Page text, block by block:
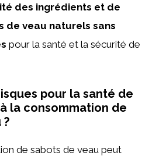
des ingrédients et de
de veau naturels sans
pour la santé et la sécurité de
pour la santé de
la consommation de
?
de sabots de veau peut